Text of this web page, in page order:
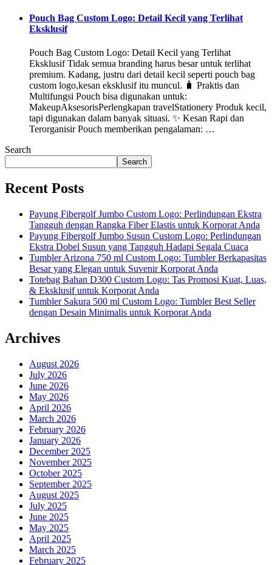
Pouch Bag Custom Logo: Detail Kecil yang Terlihat
Eksklusif
Pouch Bag Custom Logo: Detail Kecil yang Terlihat
Eksklusif Tidak semua branding harus besar untuk terlihat
premium. Kadang, justru dari detail kecil seperti pouch bag
custom logo,kesan eksklusif itu muncul. 🧳 Praktis dan
Multifungsi Pouch bisa digunakan untuk:
MakeupAksesorisPerlengkapan travelStationery Produk kecil,
tapi digunakan dalam banyak situasi. ✨ Kesan Rapi dan
Terorganisir Pouch memberikan pengalaman: …
Search
Search
Recent Posts
Payung Fibergolf Jumbo Custom Logo: Perlindungan Ekstra
Tangguh dengan Rangka Fiber Elastis untuk Korporat Anda
Payung Fibergolf Jumbo Susun Custom Logo: Perlindungan
Ekstra Dobel Susun yang Tangguh Hadapi Segala Cuaca
Tumbler Arizona 750 ml Custom Logo: Tumbler Berkapasitas
Besar yang Elegan untuk Suvenir Korporat Anda
Totebag Bahan D300 Custom Logo: Tas Promosi Kuat, Luas,
& Eksklusif untuk Korporat Anda
Tumbler Sakura 500 ml Custom Logo: Tumbler Best Seller
dengan Desain Minimalis untuk Korporat Anda
Archives
August 2026
July 2026
June 2026
May 2026
April 2026
March 2026
February 2026
January 2026
December 2025
November 2025
October 2025
September 2025
August 2025
July 2025
June 2025
May 2025
April 2025
March 2025
February 2025